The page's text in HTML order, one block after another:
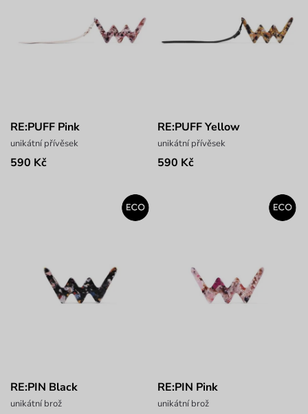
RE:PUFF Pink
unikátní přívěsek
590 Kč
RE:PUFF Yellow
unikátní přívěsek
590 Kč
RE:PIN Black
unikátní brož
RE:PIN Pink
unikátní brož